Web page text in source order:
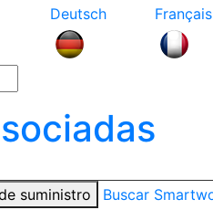
Deutsch Français
suministro
Buscar